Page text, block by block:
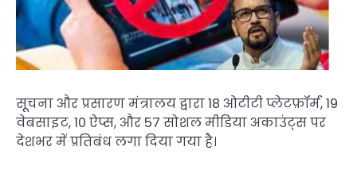
सूचना और प्रसारण मंत्रालय द्वारा 18 ओटीटी प्लेटफ़ॉर्म, 19
वेबसाइट, 10 ऐप्स, और 57 सोशल मीडिया अकाउंट्स पर
देशभर में प्रतिबंध लगा दिया गया है।